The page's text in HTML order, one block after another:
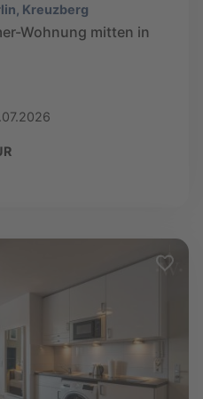
Kreuzberg
Wohnung mitten in